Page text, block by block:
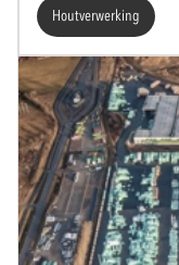
Houtverwerking